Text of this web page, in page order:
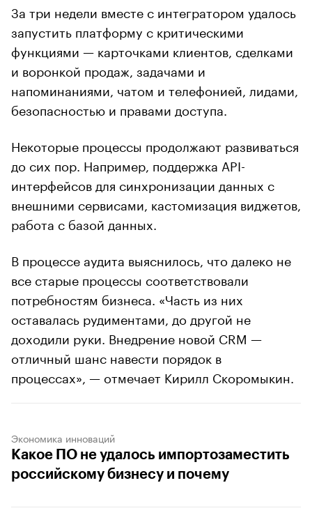
За три недели вместе с интегратором удалось
запустить платформу с критическими
функциями — карточками клиентов, сделками
и воронкой продаж, задачами и
напоминаниями, чатом и телефонией, лидами,
безопасностью и правами доступа.
Некоторые процессы продолжают развиваться
до сих пор. Например, поддержка API-
интерфейсов для синхронизации данных с
внешними сервисами, кастомизация виджетов,
работа с базой данных.
В процессе аудита выяснилось, что далеко не
все старые процессы соответствовали
потребностям бизнеса. «Часть из них
оставалась рудиментами, до другой не
доходили руки. Внедрение новой CRM —
отличный шанс навести порядок в
процессах», — отмечает Кирилл Скоромыкин.
Экономика инноваций
Какое ПО не удалось импортозаместить
российскому бизнесу и почему